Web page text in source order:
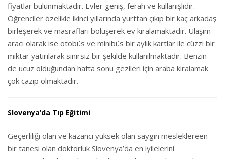
fiyatlar bulunmaktadır. Evler geniş, ferah ve kullanışlıdır.
Öğrenciler özelikle ikinci yıllarında yurttan çıkıp bir kaç arkadaş
birleşerek ve masrafları bölüşerek ev kiralamaktadır. Ulaşım
aracı olarak ise otobüs ve minibüs bir aylık kartlar ile cüzzi bir
miktar yatırılarak sınırsız bir şekilde kullanılmaktadır. Benzin
de ucuz olduğundan hafta sonu gezileri için araba kiralamak
çok cazip olmaktadır.
Slovenya’da Tıp Eğitimi
Geçerliliği olan ve kazancı yüksek olan saygın mesleklereen
bir tanesi olan doktorluk Slovenya’da en iyilelerini